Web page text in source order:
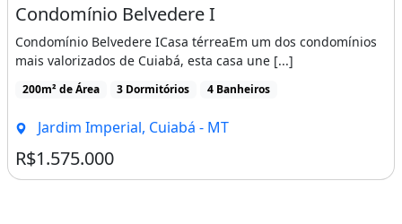
Churrasqueira
Perto De Vias De Acesso
Perto De Transporte Público
Perto De Escolas
Perto De Hospitais
Vigia
Condomínio Fechado
Condomínio Belvedere I
Condomínio Belvedere ICasa térreaEm um dos condomínios
mais valorizados de Cuiabá, esta casa une [...]
200m² de Área 3 Dormitórios 4 Banheiros
Jardim Imperial, Cuiabá - MT
R$1.575.000